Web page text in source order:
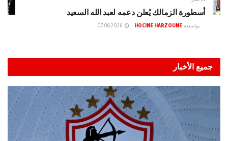
أسطورة الزمالك يُعلن دعمه لعبد الله السعيد
بواسطة HOCINE HARZOUNE
جميع الأخبار